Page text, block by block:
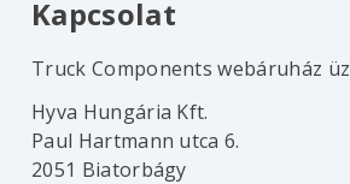
Kapcsolat
Truck Components webáruház
Hyva Hungária Kft.
Paul Hartmann utca 6.
2051 Biatorbágy